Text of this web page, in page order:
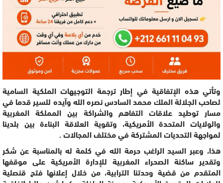
وتأتي هذه الإتفاقية في إطار ترجمة التوجيهات الملكية السامية
لصاحب الجلالة الملك محمد السادس نصره الله وآيده للسير قدما في
مسار توطيد علاقات التفاهم والشراكة بين المملكة المغربية
والولايات المتحدة الأمريكية، وتقوية العلاقة البناءة بين بلدينا
لمواجهة التحديات المشتركة في مختلف المجالات .
هذا، وعبر السيد الراغب حرمة الله في كلمة له بالمناسبة عن شكر
وتقدير ساكنة الصحراء المغربية للإدارة الأمريكية على موقفها
المتقدم من قضية وحدتنا الترابية، من خلال إعلانها فتح قنصلية